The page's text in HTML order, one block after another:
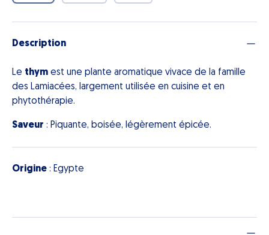
Description
Le thym est une plante aromatique vivace de la famille
des Lamiacées, largement utilisée en cuisine et en
phytothérapie.
Saveur : Piquante, boisée, légèrement épicée.
Origine : Egypte